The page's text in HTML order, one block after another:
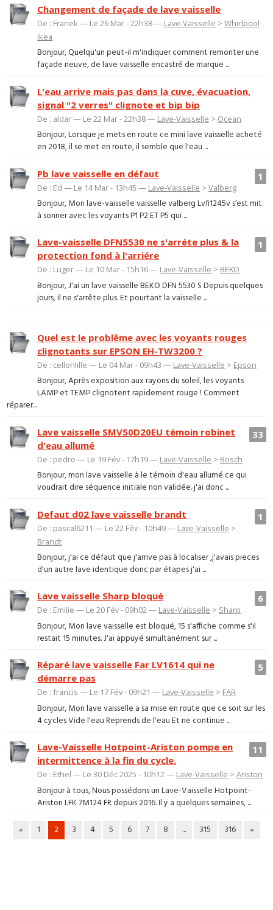
Changement de façade de lave vaisselle
De : Franek — Le 26 Mar - 22h38 — Lave-Vaisselle >Whirlpool
ikea
Bonjour, Quelqu'un peut-il m'indiquer comment remonter une
façade neuve, de lave vaisselle encastré de marque ...
L'eau arrive mais pas dans la cuve, évacuation,
signal "2 verres" clignote et bip bip
De : aldar — Le 22 Mar - 22h38 — Lave-Vaisselle > Ocean
Bonjour, Lorsque je mets en route ce mini lave vaisselle acheté
en 2018, il se met en route, il semble que l'eau ...
1
Pb lave vaisselle en défaut
De : Ed — Le 14 Mar - 13h45 — Lave-Vaisselle >Valberg
Bonjour, Mon lave-vaisselle vaisselle valberg Lvfi1245v s’est mit
à sonner avec les voyants P1 P2 ET P5 qui ...
1
Lave-vaisselle DFN5530 ne s'arréte plus & la
protection fond à l'arriére
De : Luger — Le 10 Mar - 15h16 — Lave-Vaisselle > BEKO
Bonjour, J'ai un lave vaisselle BEKO DFN 5530 S Depuis quelques
jours, il ne s'arrête plus. Et pourtant la vaisselle ...
Quel est le problême avec les voyants rouges
clignotants sur EPSON EH-TW3200 ?
De : cellonlille — Le 04 Mar - 09h43 — Lave-Vaisselle > Epson
Bonjour, Après exposition aux rayons du soleil, les voyants
LAMP et TEMP clignotent rapidement rouge ! Comment
réparer...
33
Lave vaisselle SMV50D20EU témoin robinet
d'eau allumé
De : pedro — Le 19 Fév - 17h19 — Lave-Vaisselle > Bosch
Bonjour, mon lave vaisselle à le témoin d'eau allumé ce qui
voudrait dire séquence initiale non validée. j'ai donc ...
1
Defaut d02 lave vaisselle brandt
De : pascal6211 — Le 22 Fév - 10h49 — Lave-Vaisselle >
Brandt
Bonjour, j'ai ce défaut que j'arrive pas à localiser ,j'avais pieces
d'un autre lave identique donc par étapes j'ai ...
6
Lave vaisselle Sharp bloqué
De : Emilie — Le 20 Fév - 09h02 — Lave-Vaisselle > Sharp
Bonjour, Mon lave vaisselle est bloqué, 15 s'affiche comme s'il
restait 15 minutes. J'ai appuyé simultanément sur ...
5
Réparé lave vaisselle Far LV1614 qui ne
démarre pas
De : francis — Le 17 Fév - 09h21 — Lave-Vaisselle > FAR
Bonjour, Mon lave vaisselle a sa mise en route que ce soit sur les
4 cycles Vide l'eau Reprends de l'eau Et ne continue ...
11
Lave-Vaisselle Hotpoint-Ariston pompe en
intermittence à la fin du cycle.
De : Ethel — Le 30 Déc 2025 - 10h12 — Lave-Vaisselle >Ariston
Bonjour à tous, Nous possédons un Lave-Vaisselle Hotpoint-
Ariston LFK 7M124 FR depuis 2016. Il y a quelques semaines, ...
« 1 2 3 4 5 6 7 8 ... 315 316 »